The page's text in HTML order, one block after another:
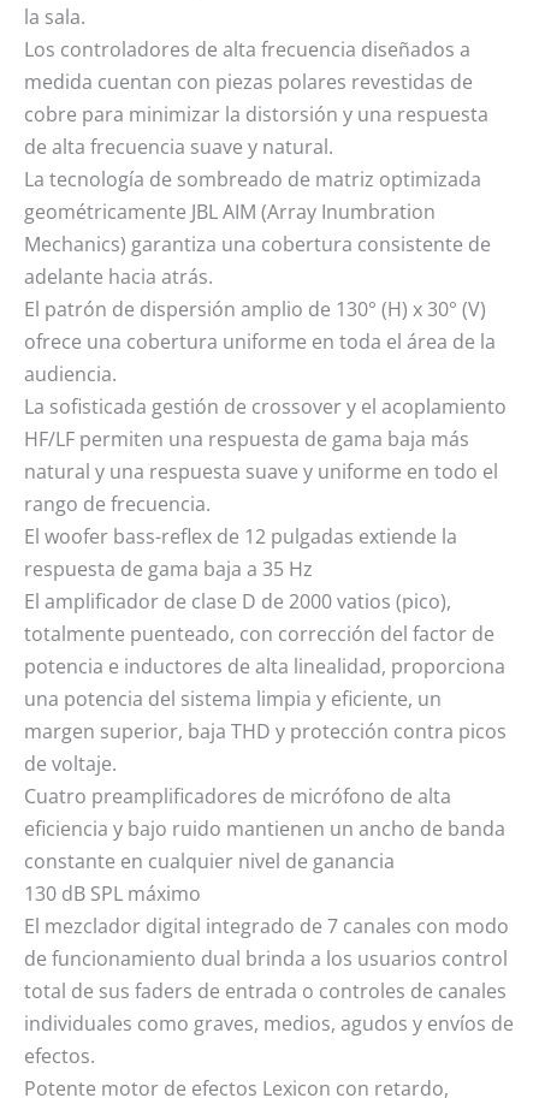
la sala.
Los controladores de alta frecuencia diseñados a
medida cuentan con piezas polares revestidas de
cobre para minimizar la distorsión y una respuesta
de alta frecuencia suave y natural.
La tecnología de sombreado de matriz optimizada
geométricamente JBL AIM (Array Inumbration
Mechanics) garantiza una cobertura consistente de
adelante hacia atrás.
El patrón de dispersión amplio de 130° (H) x 30° (V)
ofrece una cobertura uniforme en toda el área de la
audiencia.
La sofisticada gestión de crossover y el acoplamiento
HF/LF permiten una respuesta de gama baja más
natural y una respuesta suave y uniforme en todo el
rango de frecuencia.
El woofer bass-reflex de 12 pulgadas extiende la
respuesta de gama baja a 35 Hz
El amplificador de clase D de 2000 vatios (pico),
totalmente puenteado, con corrección del factor de
potencia e inductores de alta linealidad, proporciona
una potencia del sistema limpia y eficiente, un
margen superior, baja THD y protección contra picos
de voltaje.
Cuatro preamplificadores de micrófono de alta
eficiencia y bajo ruido mantienen un ancho de banda
constante en cualquier nivel de ganancia
130 dB SPL máximo
El mezclador digital integrado de 7 canales con modo
de funcionamiento dual brinda a los usuarios control
total de sus faders de entrada o controles de canales
individuales como graves, medios, agudos y envíos de
efectos.
Potente motor de efectos Lexicon con retardo,